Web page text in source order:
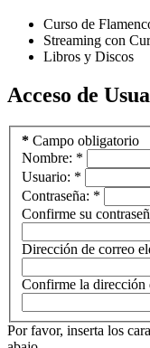
Curso de
Streaming con
Libros y Discos
Acceso de
* Campo obligatorio
Nombre: *
Usuario: *
Contraseña: *
Confirme su
Dirección de correo
Confirme la dirección
Por favor, inserta los